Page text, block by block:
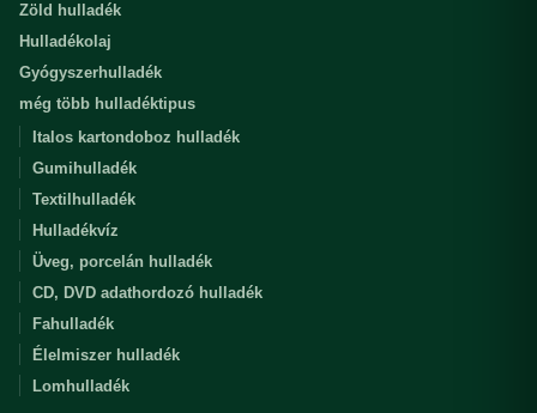
Zöld hulladék
Hulladékolaj
Gyógyszerhulladék
még több hulladéktipus
Italos kartondoboz hulladék
Gumihulladék
Textilhulladék
Hulladékvíz
Üveg, porcelán hulladék
CD, DVD adathordozó hulladék
Fahulladék
Élelmiszer hulladék
Lomhulladék